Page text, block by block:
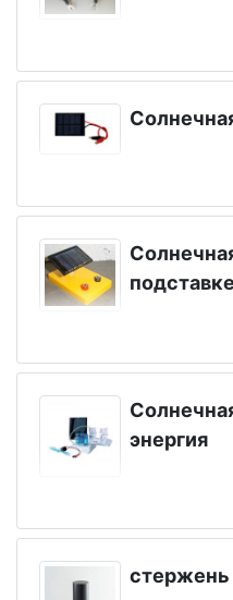
подставке
энергия